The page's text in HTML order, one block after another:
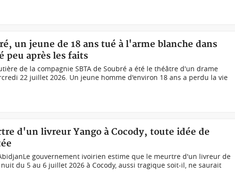
un jeune de 18 ans tué à l'arme blanche dans
peu après les faits
de la compagnie SBTA de Soubré a été le théâtre d'un drame
22 juillet 2026. Un jeune homme d'environ 18 ans a perdu la vie
d'un livreur Yango à Cocody, toute idée de
gouvernement ivoirien estime que le meurtre d'un livreur de
du 5 au 6 juillet 2026 à Cocody, aussi tragique soit-il, ne saurait